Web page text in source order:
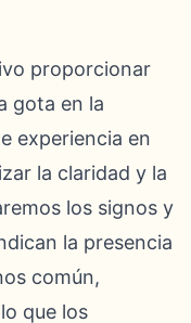
proporcionar
gota en la
experiencia en
la claridad y la
los signos y
la presencia
común,
que los